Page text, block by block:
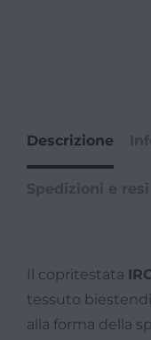
Descrizione
Il copritestata
tessuto
alla forma della